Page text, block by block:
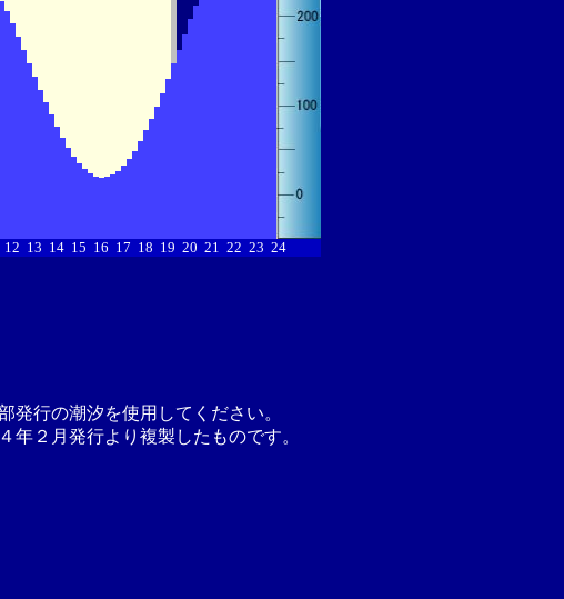
12 13 14 15 16 17 18 19 20 21 22 23 24
行の潮汐を使用してください。
２月発行より複製したものです。